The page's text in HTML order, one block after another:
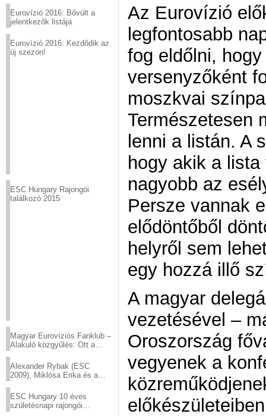
Eurovízió 2016: Bővült a
jelentkezők listája
Eurovízió 2016: Kezdődik az
új szezon!
ESC Hungary Rajongói
találkozó 2015
Magyar Eurovíziós Fanklub –
Alakuló közgyűlés: Ott a
Alexander Rybak (ESC
2009), Miklósa Erika és a
sztárjai a Margitszigeten
ESC Hungary 10 éves
születésnapi rajongói
Az Eurovízió
legfontosabb
fog eldőlni,
versenyzőként
moszkvai
Természetesen
lenni a listán. A
hogy akik a
nagyobb az
Persze vannak
elődöntőből
helyről sem
egy hozzá illő
A magyar
vezetésével –
Oroszország
vegyenek a